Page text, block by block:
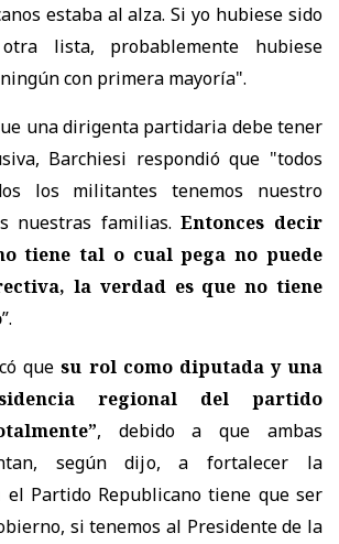
estaba al alza. Si yo hubiese sido
lista, probablemente hubiese
con primera mayoría".
una dirigenta partidaria debe tener
Barchiesi respondió que "todos
los militantes tenemos nuestro
nuestras familias.Entonces decir
tiene tal o cual pega no puede
la verdad es que no tiene
”.
que su rol como diputada y una
regional del partido
, debido a que ambas
según dijo, a fortalecer la
el Partido Republicano tiene que ser
si tenemos al Presidente de la